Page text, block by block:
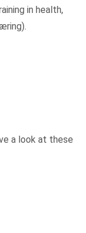
in health,
a look at these